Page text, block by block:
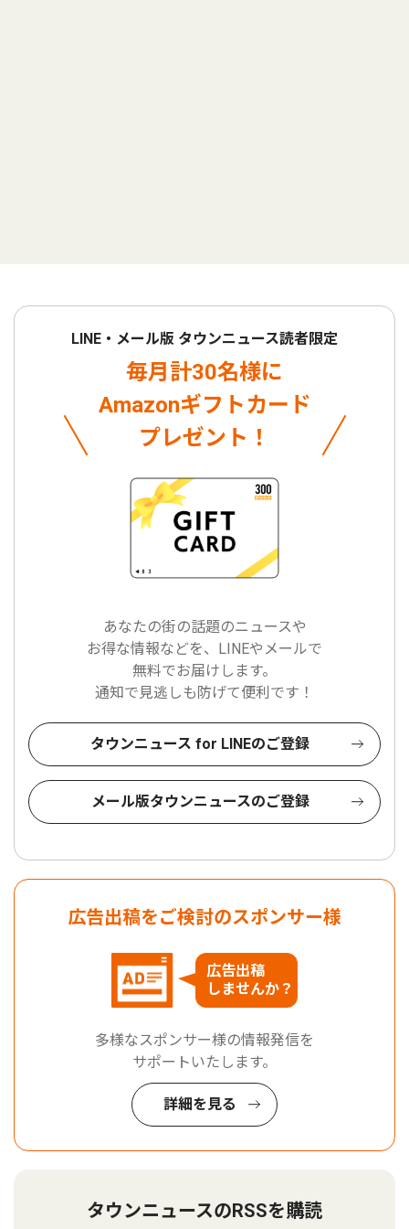
LINE・メール版 タウンニュース読者限定
毎月計30名様に
Amazonギフトカード
プレゼント！
あなたの街の話題のニュースや
お得な情報などを、LINEやメールで
無料でお届けします。
通知で見逃しも防げて便利です！
タウンニュース for LINEのご登録
メール版タウンニュースのご登録
広告出稿をご検討のスポンサー様
広告出稿
しませんか？
多様なスポンサー様の情報発信を
サポートいたします。
詳細を見る
タウンニュースのRSSを購読